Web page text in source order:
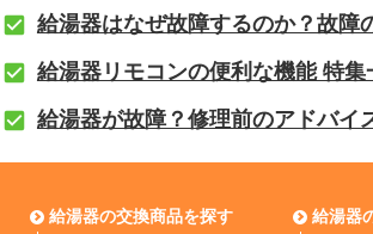
給湯器はなぜ故障するのか？故障
給湯器リモコンの便利な機能 特集
給湯器が故障？修理前のアドバイ
給湯器の交換商品を探す 給湯器